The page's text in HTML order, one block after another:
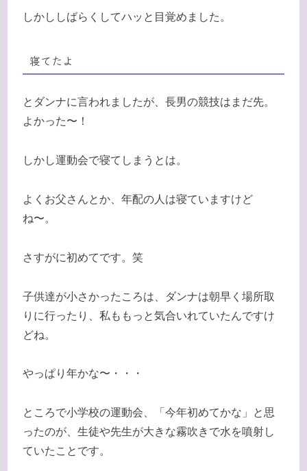
しかししばらくしてハッと目覚めました。
寝てたよ
とダンナに言われましたが、長男の競技はまだ先。
よかった〜！
しかし運動会で寝てしまうとは。
よくお父さんとか、年配の人は寝ていますけど
ね〜。
さすがに初めてです。笑
子供達が小さかったころは、ダンナは朝早く場所取
りに行ったり、私ももっと気合いれていたんですけ
どね。
やっぱり年かな〜・・・
ところで小学校の運動会、「今年初めてかな」と思
ったのが、生徒や先生が大きな霧吹きで水を噴射し
ていたことです。